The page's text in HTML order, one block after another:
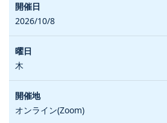
2026/10/8
木
オンライン(Zoom)